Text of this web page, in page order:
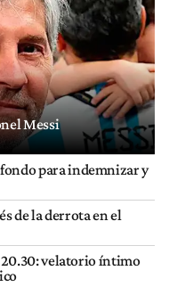
Messi
para indemnizar y
de la derrota en el
20.30: velatorio íntimo